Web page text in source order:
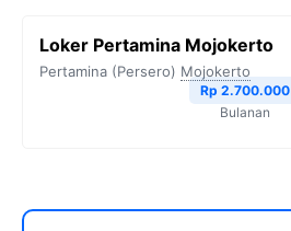
Loker Pertamina Mojokerto
Pertamina (Persero) Mojokerto
Rp 2.700.000
Bulanan